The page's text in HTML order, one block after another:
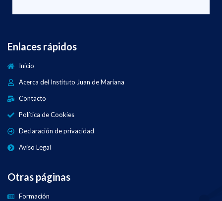
Enlaces rápidos
Inicio
Acerca del Instituto Juan de Mariana
Contacto
Política de Cookies
Declaración de privacidad
Aviso Legal
Otras páginas
Formación